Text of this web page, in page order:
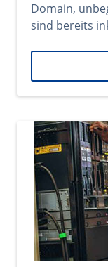
Domain,
sind bereits